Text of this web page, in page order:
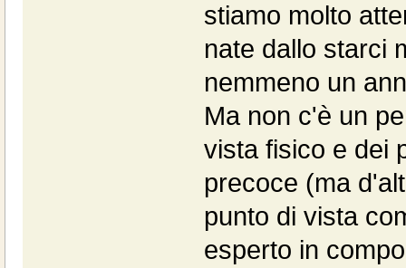
stiamo molto
nate dallo starci
nemmeno un
Ma non c'è un
vista fisico e dei
precoce (ma
punto di vista
esperto in